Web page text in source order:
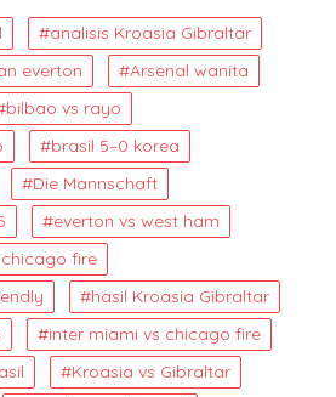
analisis Kroasia Gibraltar
everton
Arsenal wanita
bilbao vs rayo
brasil 5–0 korea
Die Mannschaft
everton vs west ham
fire
hasil Kroasia Gibraltar
inter miami vs chicago fire
Kroasia vs Gibraltar